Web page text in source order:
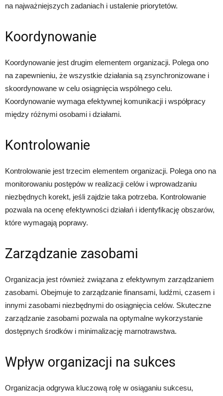
na najważniejszych zadaniach i ustalenie priorytetów.
Koordynowanie
Koordynowanie jest drugim elementem organizacji. Polega ono
na zapewnieniu, że wszystkie działania są zsynchronizowane i
skoordynowane w celu osiągnięcia wspólnego celu.
Koordynowanie wymaga efektywnej komunikacji i współpracy
między różnymi osobami i działami.
Kontrolowanie
Kontrolowanie jest trzecim elementem organizacji. Polega ono na
monitorowaniu postępów w realizacji celów i wprowadzaniu
niezbędnych korekt, jeśli zajdzie taka potrzeba. Kontrolowanie
pozwala na ocenę efektywności działań i identyfikację obszarów,
które wymagają poprawy.
Zarządzanie zasobami
Organizacja jest również związana z efektywnym zarządzaniem
zasobami. Obejmuje to zarządzanie finansami, ludźmi, czasem i
innymi zasobami niezbędnymi do osiągnięcia celów. Skuteczne
zarządzanie zasobami pozwala na optymalne wykorzystanie
dostępnych środków i minimalizację marnotrawstwa.
Wpływ organizacji na sukces
Organizacja odgrywa kluczową rolę w osiąganiu sukcesu,